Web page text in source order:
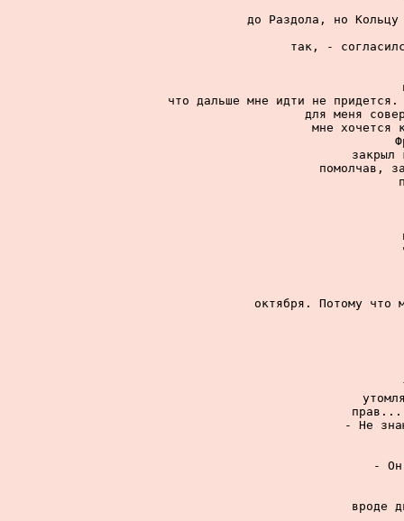
до Раздола, но Кольцу
так, -
что дальше мне идти не
для меня
мне хочется
закрыл
помолчав,
октября. Потому что
прав...
- Не
- Он
вроде